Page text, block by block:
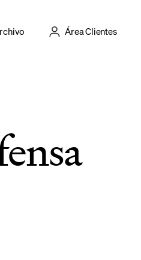
Área Clientes